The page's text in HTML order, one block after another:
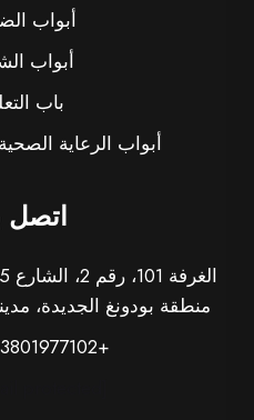
أبواب
أبواب
باب
أبواب الرعاية
اتصل
منطقة بودونغ الجديدة،
+86-13801977102